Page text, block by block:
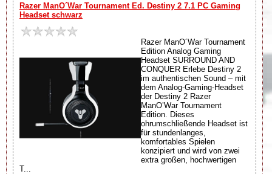
Razer ManO´War Tournament Ed. Destiny 2 7.1 PC Gaming
Headset schwarz
Razer ManO´War Tournament
Edition Analog Gaming
Headset SURROUND AND
CONQUER Erlebe Destiny 2
im authentischen Sound – mit
dem Analog-Gaming-Headset
der Destiny 2 Razer
ManO’War Tournament
Edition. Dieses
ohrumschließende Headset ist
für stundenlanges,
komfortables Spielen
konzipiert und wird von zwei
extra großen, hochwertigen
T...